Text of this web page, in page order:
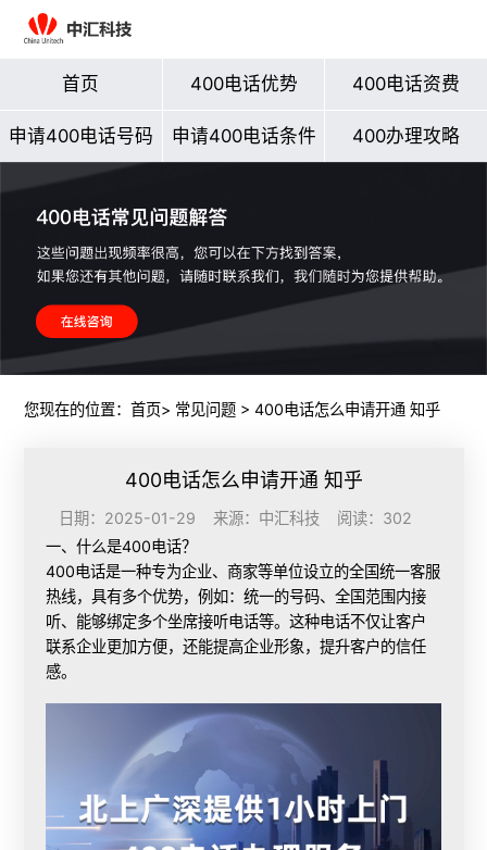
首页 400电话优势 400电话资费
申请400电话号码 申请400电话条件 400办理攻略
您现在的位置： 首页> 常见问题> 400电话怎么申请开通 知乎
400电话怎么申请开通 知乎
日期：2025-01-29 来源：中汇科技 阅读：302
一、什么是400电话？
400电话是一种专为企业、商家等单位设立的全国统一客服
热线，具有多个优势，例如：统一的号码、全国范围内接
听、能够绑定多个坐席接听电话等。这种电话不仅让客户
联系企业更加方便，还能提高企业形象，提升客户的信任
感。